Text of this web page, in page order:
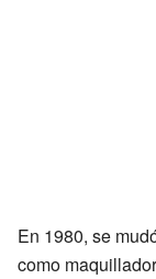
En 1980, se
como